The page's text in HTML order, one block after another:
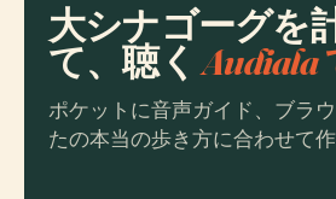
大シナゴーグを
て、聴くAudiala
ポケットに音声ガイド、ブラ
たの本当の歩き方に合わせて作